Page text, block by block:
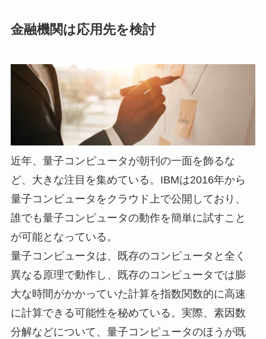
金融機関は応用先を検討
近年、量子コンピュータが朝刊の一面を飾るな
ど、大きな注目を集めている。IBMは2016年から
量子コンピュータをクラウド上で公開しており、
誰でも量子コンピュータの動作を簡単に試すこと
が可能となっている。
量子コンピュータは、既存のコンピュータと全く
異なる原理で動作し、既存のコンピュータでは膨
大な時間がかかっていた計算を指数関数的に高速
に計算できる可能性を秘めている。実際、素因数
分解などについて、量子コンピュータのほうが既